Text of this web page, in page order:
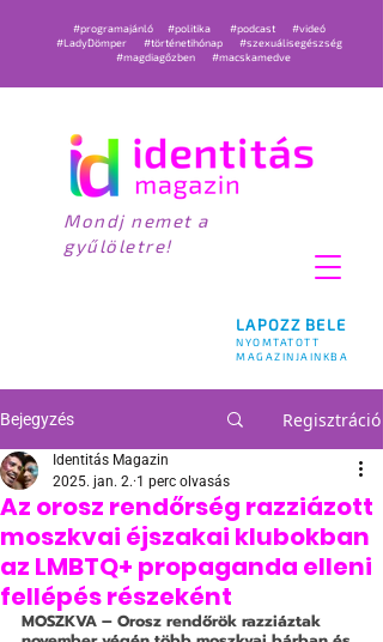
LAPOZZ BELE
NYOMTATOTT
MAGAZINJAINKBA
#programajánló #politika #podcast
#videó
#LadyDömper
#történetihónap
#szexuálisegészség
#magdiagőzben
#macskamedve
Mondj nemet a
gyűlöletre!
Bejegyzés Regisztráció
Az orosz rendőrség razziázott
moszkvai éjszakai klubokban
az LMBTQ+ propaganda elleni
fellépés részeként
Identitás Magazin
2025. jan. 2. 1 perc olvasás
MOSZKVA – Orosz rendőrök razziáztak